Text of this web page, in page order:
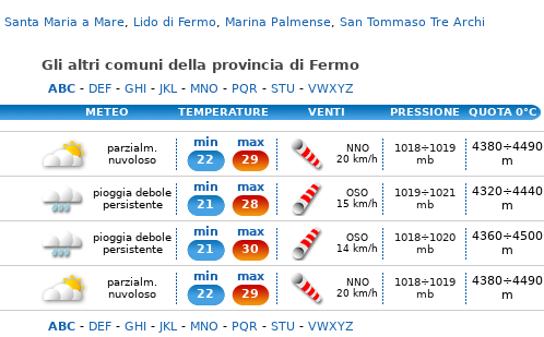
Santa Maria a Mare, Lido di Fermo, Marina Palmense, San Tommaso Tre Archi
Gli altri comuni della provincia di Fermo
ABC- DEF- GHI- JKL- MNO - PQR - STU - VWXYZ
METEO TEMPERATURE VENTI PRESSIONE QUOTA 0°C
parzialm.
nuvoloso
min
22
max
29
NNO
20 km/h
1018÷1019
mb
4380÷4490
m
pioggia debole
persistente
min
21
max
28
OSO
15 km/h
1019÷1021
mb
4320÷4440
m
pioggia debole
persistente
min
21
max
30
OSO
14 km/h
1018÷1020
mb
4360÷4500
m
parzialm.
nuvoloso
min
22
max
29
NNO
20 km/h
1018÷1019
mb
4380÷4490
m
ABC- DEF- GHI- JKL- MNO - PQR - STU - VWXYZ